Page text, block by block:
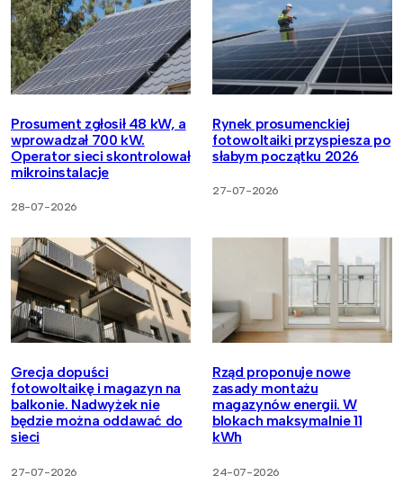
Prosument zgłosił 48 kW, a
wprowadzał 700 kW.
Operator sieci skontrolował
mikroinstalacje
28-07-2026
Rynek prosumenckiej
fotowoltaiki przyspiesza po
słabym początku 2026
27-07-2026
Grecja dopuści
fotowoltaikę i magazyn na
balkonie. Nadwyżek nie
będzie można oddawać do
sieci
27-07-2026
Rząd proponuje nowe
zasady montażu
magazynów energii. W
blokach maksymalnie 11
kWh
24-07-2026